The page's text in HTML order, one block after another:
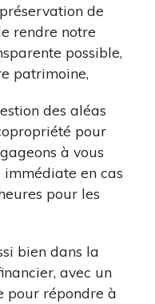
de
rendre notre
possible,
patrimoine,
des aléas
pour
à vous
en cas
pour les
bien dans la
avec un
pour répondre à